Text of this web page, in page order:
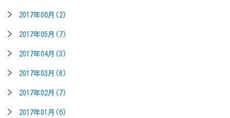
2017年06月(2)
2017年05月(7)
2017年04月(3)
2017年03月(8)
2017年02月(7)
2017年01月(6)